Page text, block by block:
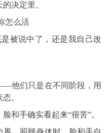
决定里。
怎么活
被说中了，还是我自己改
他们只是在不同阶段，用
。
和手确实看起来“很苦”。